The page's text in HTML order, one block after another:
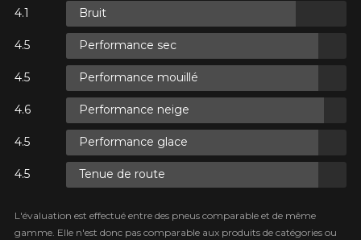
TAXES.
Bruit
Performance sec
Performance mouillé
Performance neige
Performance glace
Tenue de route
L'évaluation est effectué entre des pneus comparable et de même
gamme. Elle n'est donc pas comparable aux produits de catégories ou